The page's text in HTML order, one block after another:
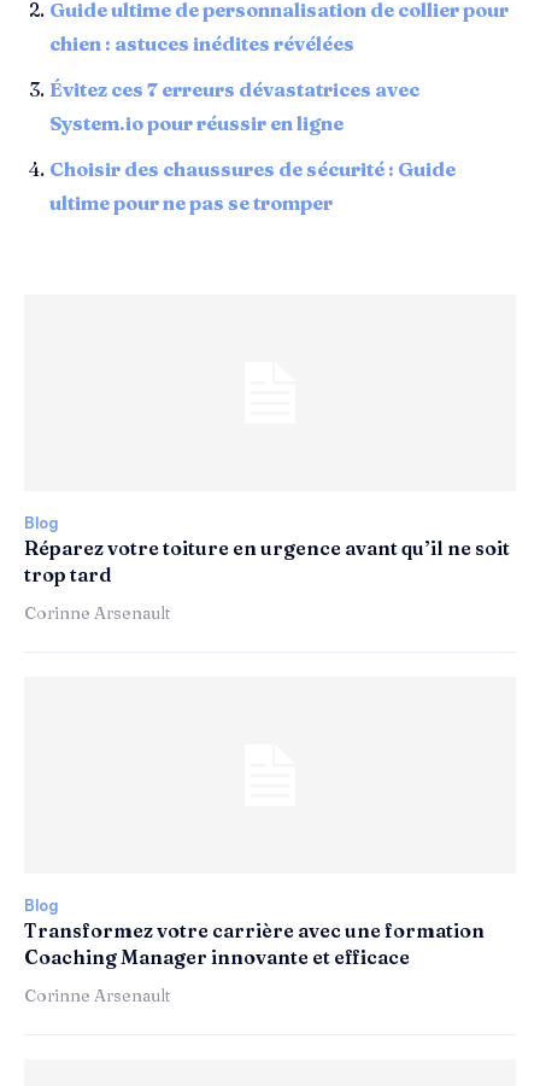
Guide ultime de personnalisation de collier pour
chien : astuces inédites révélées
Évitez ces 7 erreurs dévastatrices avec
System.io pour réussir en ligne
Choisir des chaussures de sécurité : Guide
ultime pour ne pas se tromper
Blog
Réparez votre toiture en urgence avant qu’il ne soit
trop tard
Corinne Arsenault
Blog
Transformez votre carrière avec une formation
Coaching Manager innovante et efficace
Corinne Arsenault